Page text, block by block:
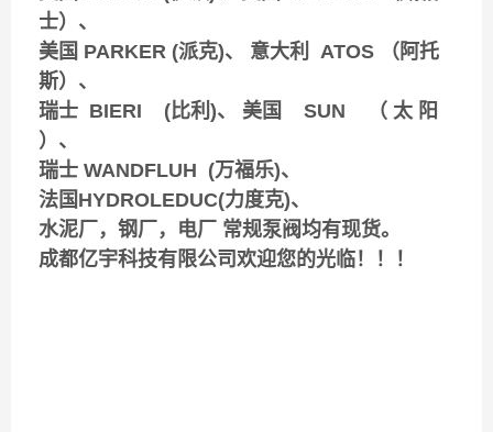
士）、
美国 PARKER (派克)、 意大利 ATOS （阿托
斯）、
瑞士 BIERI (比利)、 美国 SUN （ 太 阳
）、
瑞士 WANDFLUH (万福乐)、
法国HYDROLEDUC(力度克)、
水泥厂，钢厂，电厂 常规泵阀均有现货。
成都亿宇科技有限公司欢迎您的光临！！！